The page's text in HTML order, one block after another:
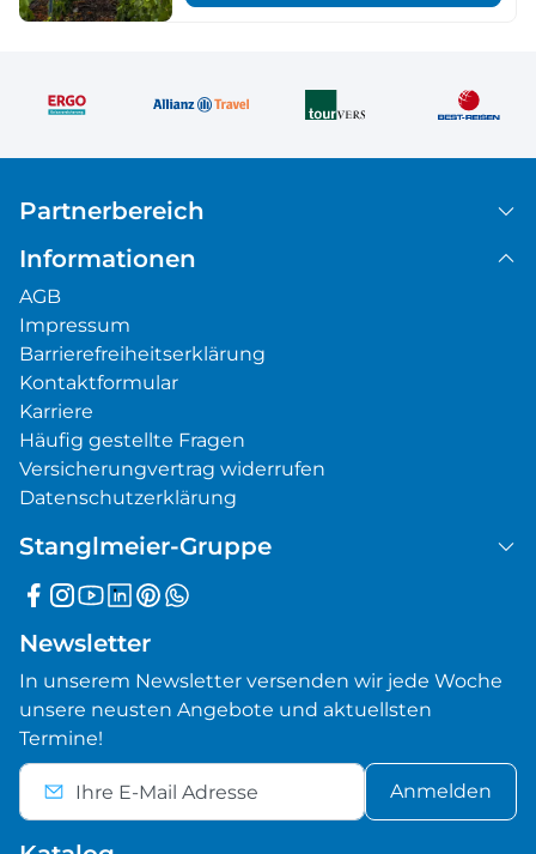
Partnerbereich
Informationen
AGB
Impressum
Barrierefreiheitserklärung
Kontaktformular
Karriere
Häufig gestellte Fragen
Versicherungvertrag widerrufen
Datenschutzerklärung
Stanglmeier-Gruppe
Newsletter
In unserem Newsletter versenden wir jede Woche
unsere neusten Angebote und aktuellsten
Termine!
Anmelden